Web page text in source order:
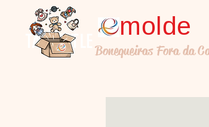
molde
Bonequeiras Fora da
TALL TITLE